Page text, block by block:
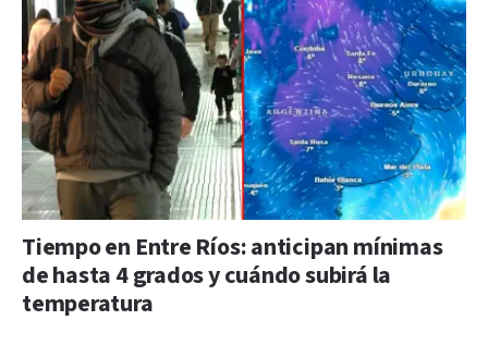
Tiempo en Entre Ríos: anticipan mínimas
de hasta 4 grados y cuándo subirá la
temperatura